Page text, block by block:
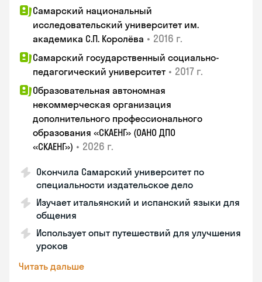
Самарский национальный
исследовательский университет им.
академика С.П. Королёва • 2016 г.
Самарский государственный социально-
педагогический университет • 2017 г.
Образовательная автономная
некоммерческая организация
дополнительного профессионального
образования «СКАЕНГ» (ОАНО ДПО
«СКАЕНГ») • 2026 г.
Окончила Самарский университет по
специальности издательское дело
Изучает итальянский и испанский языки для
общения
Использует опыт путешествий для улучшения
уроков
Читать дальше